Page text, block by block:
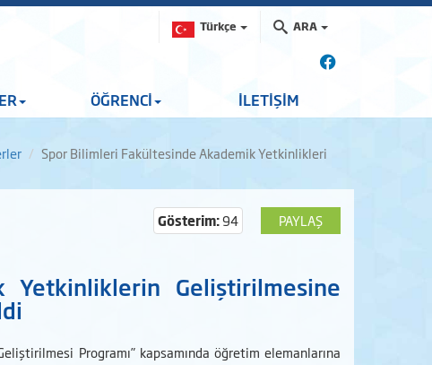
Türkçe ARA
ÖĞRENCİ İLETİŞİM
Spor Bilimleri Fakültesinde Akademik Yetkinlikleri
PAYLAŞ
Gösterim:94
Yetkinliklerin Geliştirilmesine
Programı” kapsamında öğretim elemanlarına